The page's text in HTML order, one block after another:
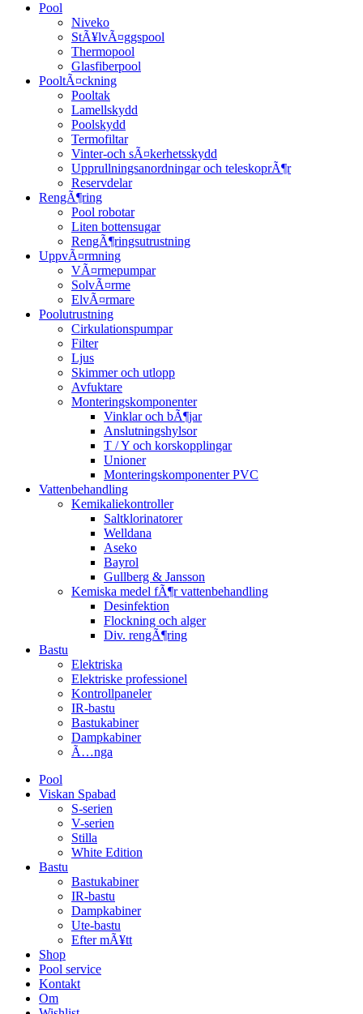
Pool
Niveko
StÃ¥lvÃ¤ggspool
Thermopool
Glasfiberpool
PooltÃ¤ckning
Pooltak
Lamellskydd
Poolskydd
Termofiltar
Vinter-och sÃ¤kerhetsskydd
Upprullningsanordningar och teleskoprÃ¶r
Reservdelar
RengÃ¶ring
Pool robotar
Liten bottensugar
RengÃ¶ringsutrustning
UppvÃ¤rmning
VÃ¤rmepumpar
SolvÃ¤rme
ElvÃ¤rmare
Poolutrustning
Cirkulationspumpar
Filter
Ljus
Skimmer och utlopp
Avfuktare
Monteringskomponenter
Vinklar och bÃ¶jar
Anslutningshylsor
T / Y och korskopplingar
Unioner
Monteringskomponenter PVC
Vattenbehandling
Kemikaliekontroller
Saltklorinatorer
Welldana
Aseko
Bayrol
Gullberg & Jansson
Kemiska medel fÃ¶r vattenbehandling
Desinfektion
Flockning och alger
Div. rengÃ¶ring
Bastu
Elektriska
Elektriske professionel
Kontrollpaneler
IR-bastu
Bastukabiner
Dampkabiner
Ã…nga
Pool
Viskan Spabad
S-serien
V-serien
Stilla
White Edition
Bastu
Bastukabiner
IR-bastu
Dampkabiner
Ute-bastu
Efter mÃ¥tt
Shop
Pool service
Kontakt
Om